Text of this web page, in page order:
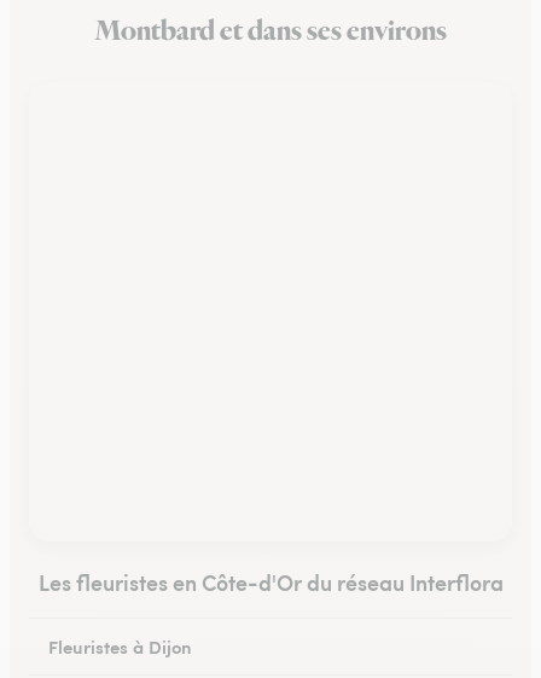
Montbard et dans ses environs
Les fleuristes en Côte-d'Or du réseau Interflora
Fleuristes à Dijon